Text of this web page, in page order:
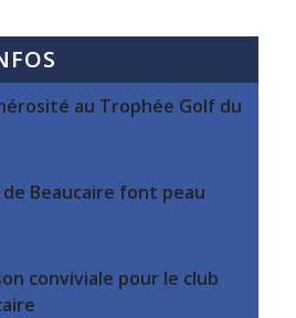
au Trophée Golf du
de Beaucaire font peau
conviviale pour le club